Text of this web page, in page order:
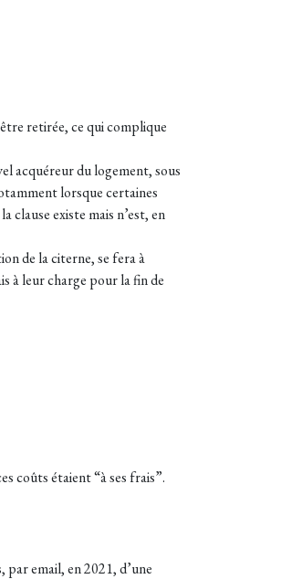
retirée, ce qui complique
acquéreur du logement, sous
lorsque certaines
clause existe mais n’est, en
de la citerne, se fera à
à leur charge pour la fin de
coûts étaient “à ses frais”.
email, en 2021, d’une